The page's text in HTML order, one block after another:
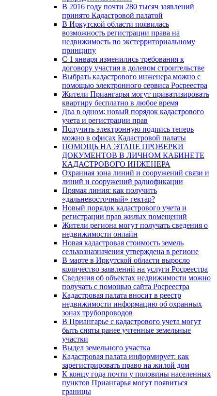
В 2016 году почти 280 тысяч заявлений
принято Кадастровой палатой
В Иркутской области появилась
возможность регистрации права на
недвижимость по экстерриториальному
принципу
C 1 января изменились требования к
договору участия в долевом строительстве
Выбрать кадастрового инженера можно с
помощью электронного сервиса Росреестра
Жители Приангарья могут приватизировать
квартиру бесплатно в любое время
Два в одном: новый порядок кадастрового
учета и регистрации прав
Получить электронную подпись теперь
можно в офисах Кадастровой палаты
ПОМОЩЬ НА ЭТАПЕ ПРОВЕРКИ
ДОКУМЕНТОВ В ЛИЧНОМ КАБИНЕТЕ
КАДАСТРОВОГО ИНЖЕНЕРА
Охранная зона линий и сооружений связи и
линий и сооружений радиофикации
Прямая линия: как получить
«дальневосточный» гектар?
Новый порядок кадастрового учета и
регистрации прав жилых помещений
Жители региона могут получать сведения о
недвижимости онлайн
Новая кадастровая стоимость земель
сельхозназначения утверждена в регионе
В марте в Иркутской области выросло
количество заявлений на услуги Росреестра
Сведения об объектах недвижимости можно
получать с помощью сайта Росреестра
Кадастровая палата вносит в реестр
недвижимости информацию об охранных
зонах трубопроводов
В Приангарье с кадастрового учета могут
быть сняты ранее учтенные земельные
участки
Выдел земельного участка
Кадастровая палата информирует: как
зарегистрировать право на жилой дом
К концу года почти у половины населенных
пунктов Приангарья могут появиться
границы